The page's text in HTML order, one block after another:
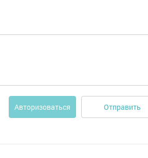
Авторизоваться Отправить